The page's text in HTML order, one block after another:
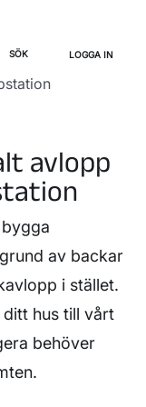
SÖK LOGGA IN
avlopp
av backar
i stället.
hus till vårt
behöver